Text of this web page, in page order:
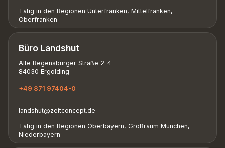
Tätig in den Regionen Unterfranken, Mittelfranken,
Oberfranken
Büro Landshut
Alte Regensburger Straße 2-4
84030 Ergolding
+49 871 97404-0
landshut@zeitconcept.de
Tätig in den Regionen Oberbayern, Großraum München,
Niederbayern